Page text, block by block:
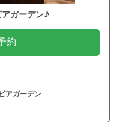
ガーデン♪
約
アガーデン